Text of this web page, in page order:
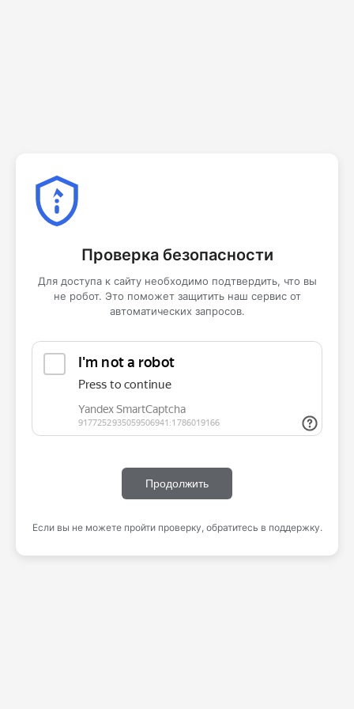
Проверка безопасности
Для доступа к сайту необходимо подтвердить, что вы
не робот. Это поможет защитить наш сервис от
автоматических запросов.
Продолжить
Если вы не можете пройти проверку, обратитесь в поддержку.